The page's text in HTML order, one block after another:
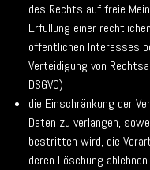
des Rechts auf freie
Erfüllung einer
öffentlichen Interesses
Verteidigung von
DSGVO)
die Einschränkung der
Daten zu verlangen,
bestritten wird, die
deren Löschung